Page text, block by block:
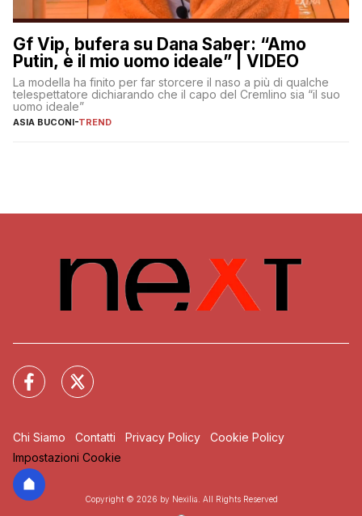
Gf Vip, bufera su Dana Saber: “Amo
Putin, è il mio uomo ideale” | VIDEO
La modella ha finito per far storcere il naso a più di qualche
telespettatore dichiarando che il capo del Cremlino sia “il suo
uomo ideale”
ASIA BUCONI-TREND
Chi Siamo Contatti Privacy Policy
Cookie Policy
Impostazioni Cookie
Copyright © 2026 by Nexilia. All Rights Reserved